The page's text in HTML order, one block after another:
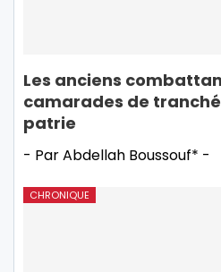
Les anciens
camarades de
patrie
- Par Abdellah Boussouf* -
CHRONIQUE